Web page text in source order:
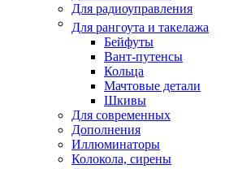
Для радиоуправления
Для рангоута и такелажа
Бейфуты
Вант-путенсы
Кольца
Мачтовые детали
Шкивы
Для современных
Дополнения
Иллюминаторы
Колокола, сирены